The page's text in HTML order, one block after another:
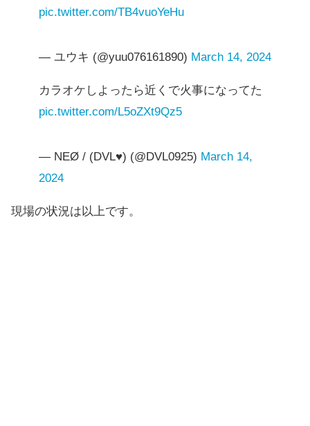
pic.twitter.com/TB4vuoYeHu
— ユウキ (@yuu076161890) March 14, 2024
カラオケしよったら近くで火事になってた
pic.twitter.com/L5oZXt9Qz5
— NEØ / (DVL♥) (@DVL0925) March 14,
2024
現場の状況は以上です。